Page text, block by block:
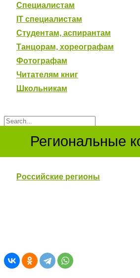
Специалистам
IT специалистам
Студентам, аспирантам
Танцорам, хореографам
Фотографам
Читателям книг
Школьникам
Региональные
Российские регионы